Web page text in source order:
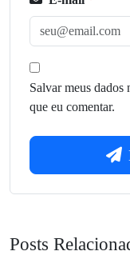
Salvar meus dados
que eu comentar.
Posts